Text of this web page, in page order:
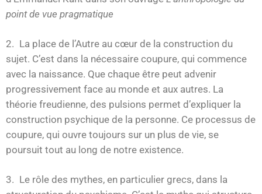
point de vue pragmatique
La place de l’Autre au cœur de la construction du
sujet. C’est dans la nécessaire coupure, qui commence
avec la naissance. Que chaque être peut advenir
progressivement face au monde et aux autres. La
théorie freudienne, des pulsions permet d’expliquer la
construction psychique de la personne. Ce processus de
coupure, qui ouvre toujours sur un plus de vie, se
poursuit tout au long de notre existence.
Le rôle des mythes, en particulier grecs, dans la